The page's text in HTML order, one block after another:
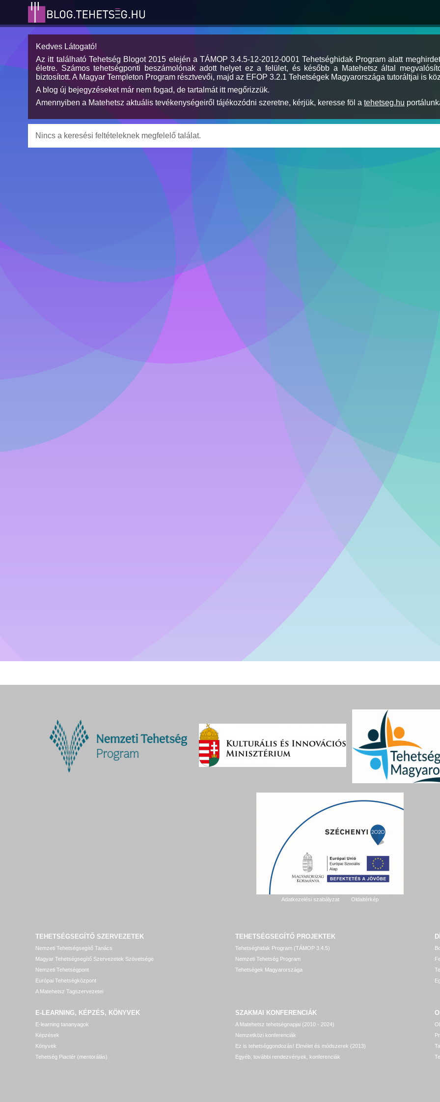
Kedves Látogató!
Az itt található Tehetség Blogot 2015 elején a TÁMOP 3.4.5-12-2012-0001 Tehetséghidak Program alatt
életre. Számos tehetségponti beszámolónak adott helyet ez a felület, és később a Matehetsz által
biztosított. A Magyar Templeton Program résztvevői, majd az EFOP 3.2.1 Tehetségek Magyarországa tutoráltjai is
A blog új bejegyzéseket már nem fogad, de tartalmát itt megőrizzük.
Amennyiben a Matehetsz aktuális tevékenységeiről tájékozódni szeretne, kérjük, keresse föl a tehetseg.hu
Nincs a keresési feltételeknek megfelelő találat.
Adatkezelési szabályzat Oldaltérkép
TEHETSÉGSEGÍTŐ SZERVEZETEK
Nemzeti Tehetségsegítő Tanács
Magyar Tehetségsegítő Szervezetek Szövetsége
Nemzeti Tehetségpont
Európai Tehetségközpont
A Matehetsz Tagszervezetei
TEHETSÉGSEGÍTŐ PROJEKTEK
Tehetséghidak Program (TÁMOP 3.4.5)
Nemzeti Tehetség Program
Tehetségek Magyarországa
E-LEARNING, KÉPZÉS, KÖNYVEK
E-learning tananyagok
Képzések
Könyvek
Tehetség Piactér (mentorálás)
SZAKMAI KONFERENCIÁK
A Matehetsz tehetségnapjai (2010 - 2024)
Nemzetközi konferenciák
Ez is tehetséggondozás! Elmélet és módszerek (2013)
Egyéb, további rendezvények, konferenciák